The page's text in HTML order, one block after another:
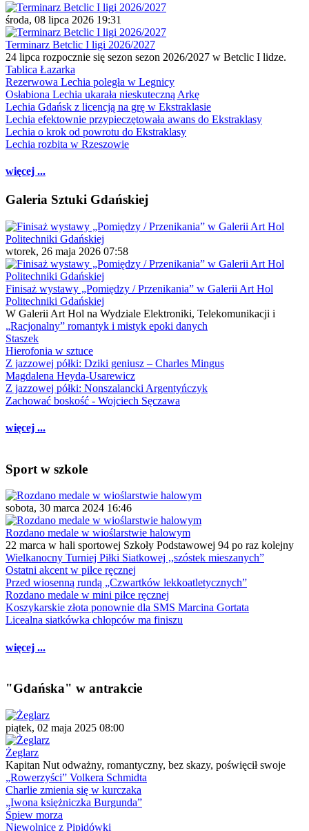
środa, 08 lipca 2026 19:31
Terminarz Betclic I ligi 2026/2027
24 lipca rozpocznie się sezon sezon 2026/2027 w Betclic I lidze.
Tablica Łazarka
Rezerwowa Lechia poległa w Legnicy
Osłabiona Lechia ukarała nieskuteczną Arkę
Lechia Gdańsk z licencją na grę w Ekstraklasie
Lechia efektownie przypieczętowała awans do Ekstraklasy
Lechia o krok od powrotu do Ekstraklasy
Lechia rozbita w Rzeszowie
więcej ...
Galeria Sztuki Gdańskiej
wtorek, 26 maja 2026 07:58
Finisaż wystawy „Pomiędzy / Przenikania” w Galerii Art Hol
Politechniki Gdańskiej
W Galerii Art Hol na Wydziale Elektroniki, Telekomunikacji i
„Racjonalny” romantyk i mistyk epoki danych
Staszek
Hierofonia w sztuce
Z jazzowej półki: Dziki geniusz – Charles Mingus
Magdalena Heyda-Usarewicz
Z jazzowej półki: Nonszalancki Argentyńczyk
Zachować boskość - Wojciech Sęczawa
więcej ...
Sport w szkole
sobota, 30 marca 2024 16:46
Rozdano medale w wioślarstwie halowym
22 marca w hali sportowej Szkoły Podstawowej 94 po raz kolejny
Wielkanocny Turniej Piłki Siatkowej ,,szóstek mieszanych”
Ostatni akcent w piłce ręcznej
Przed wiosenną rundą „Czwartków lekkoatletycznych”
Rozdano medale w mini piłce ręcznej
Koszykarskie złota ponownie dla SMS Marcina Gortata
Licealna siatkówka chłopców ma finiszu
więcej ...
"Gdańska" w antrakcie
piątek, 02 maja 2025 08:00
Żeglarz
Kapitan Nut odważny, romantyczny, bez skazy, poświęcił swoje
„Rowerzyści” Volkera Schmidta
Charlie zmienia się w kurczaka
„Iwona księżniczka Burgunda”
Śpiew morza
Niewolnice z Pipidówki